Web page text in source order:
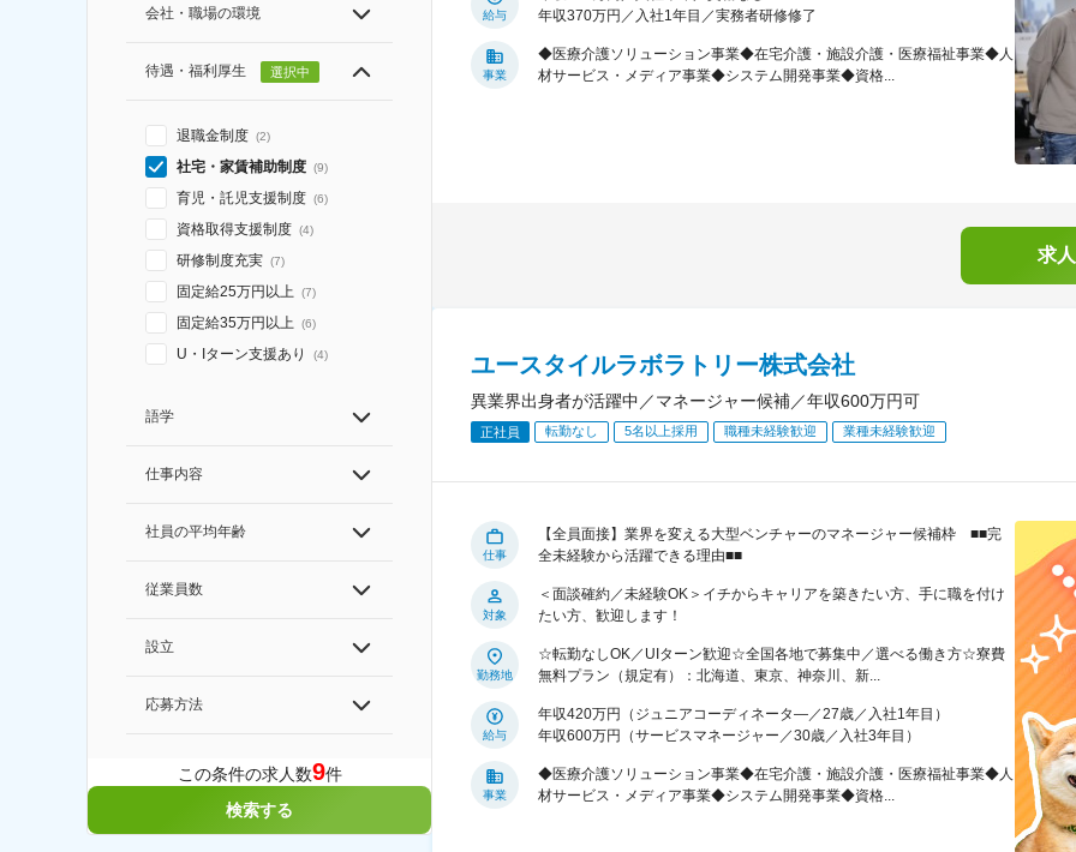
会社・職場の環境
待遇・福利厚生 選択中
退職金制度 (2)
社宅・家賃補助制度 (9)
育児・託児支援制度 (6)
資格取得支援制度 (4)
研修制度充実 (7)
固定給25万円以上 (7)
固定給35万円以上 (6)
U・Iターン支援あり (4)
語学
仕事内容
社員の平均年齢
従業員数
設立
応募方法
この条件の求人数9件
検索する
給与
年収370万円／入社1年目／実務者研修修了
事業
◆医療介護ソリューション事業◆在宅介護・施設介護・医療福祉事業◆人
材サービス・メディア事業◆システム開発事業◆資格...
求
ユースタイルラボラトリー株式会社
異業界出身者が活躍中／マネージャー候補／年収600万円可
正社員 転勤なし 5名以上採用 職種未経験歓迎 業種未経験歓迎
仕事
【全員面接】業界を変える大型ベンチャーのマネージャー候補枠 ■■完
全未経験から活躍できる理由■■
対象
＜面談確約／未経験OK＞イチからキャリアを築きたい方、手に職を付け
たい方、歓迎します！
勤務地
☆転勤なしOK／UIターン歓迎☆全国各地で募集中／選べる働き方☆寮費
無料プラン（規定有）：北海道、東京、神奈川、新...
給与
年収420万円（ジュニアコーディネータ―／27歳／入社1年目）
年収600万円（サービスマネージャー／30歳／入社3年目）
事業
◆医療介護ソリューション事業◆在宅介護・施設介護・医療福祉事業◆人
材サービス・メディア事業◆システム開発事業◆資格...